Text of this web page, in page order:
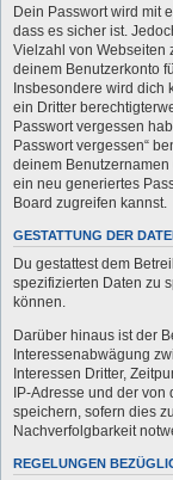
Dein Passwort wird mit
dass es sicher ist.
Vielzahl von Webseiten
deinem Benutzerkonto
Insbesondere wird dich
ein Dritter
Passwort vergessen
Passwort vergessen“
deinem
ein neu generiertes
Board zugreifen kannst.
GESTATTUNG DER
Du gestattest dem
spezifizierten Daten zu
können.
Darüber hinaus ist der
Interessenabwägung
Interessen Dritter,
IP-Adresse und der von
speichern, sofern dies
Nachverfolgbarkeit
REGELUNGEN